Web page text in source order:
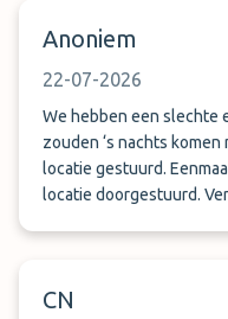
Anoniem
22-07-2026
We hebben een slechte
zouden ‘s nachts komen
locatie gestuurd.
locatie doorgestuurd. Vervolgens daar was het erg
bewust gekozen om
CN